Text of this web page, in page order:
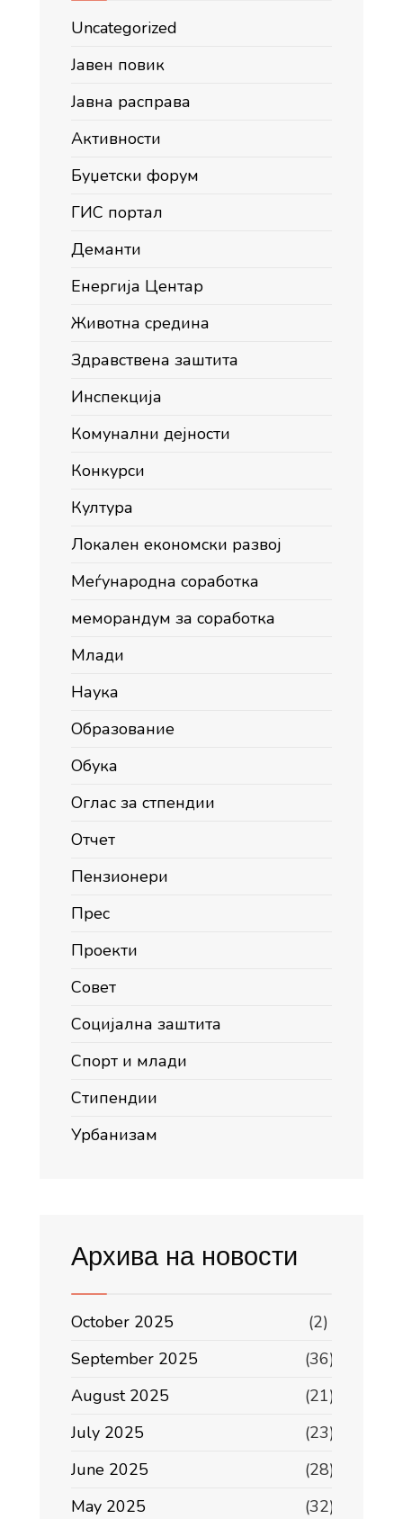
Uncategorized
Јавен повик
Јавна расправа
Активности
Буџетски форум
ГИС портал
Деманти
Енергија Центар
Животна средина
Здравствена заштита
Инспекција
Комунални дејности
Конкурси
Култура
Локален економски развој
Меѓународна соработка
меморандум за соработка
Млади
Наука
Образование
Обука
Оглас за стпендии
Отчет
Пензионери
Прес
Проекти
Совет
Социјална заштита
Спорт и млади
Стипендии
Урбанизам
Архива на новости
October 2025
(2)
September 2025
(36)
August 2025
(21)
July 2025
(23)
June 2025
(28)
May 2025
(32)